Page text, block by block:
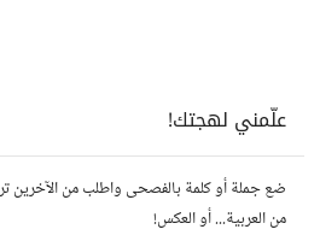
علّمني لهجتك!
ضع جملة أو كلمة بالفصحى واطلب من الآخرين
من العربية... أو العكس!